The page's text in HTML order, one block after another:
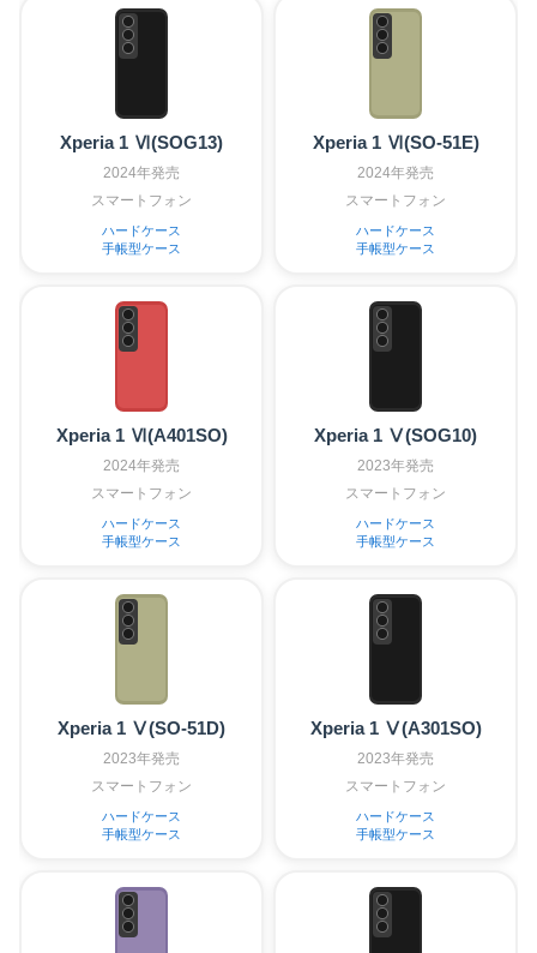
Xperia 1 Ⅵ(SOG13)
2024年発売
スマートフォン
ハードケース
手帳型ケース
Xperia 1 Ⅵ(SO-51E)
2024年発売
スマートフォン
ハードケース
手帳型ケース
Xperia 1 Ⅵ(A401SO)
2024年発売
スマートフォン
ハードケース
手帳型ケース
Xperia 1 Ⅴ(SOG10)
2023年発売
スマートフォン
ハードケース
手帳型ケース
Xperia 1 Ⅴ(SO-51D)
2023年発売
スマートフォン
ハードケース
手帳型ケース
Xperia 1 Ⅴ(A301SO)
2023年発売
スマートフォン
ハードケース
手帳型ケース